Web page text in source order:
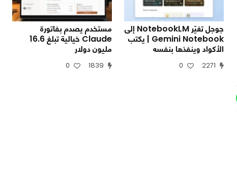
جوجل تغيّر NotebookLM إلى
Gemini Notebook | يكتب
الأكواد وينفذها بنفسه
2271
0
مستخدم يصدم بفاتورة
Claude خيالية تبلغ 16.6
مليون دولار
1839
0